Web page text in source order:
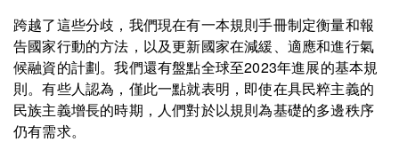
跨越了這些分歧，我們現在有一本規則手冊制定衡量和報
告國家行動的方法，以及更新國家在減緩、適應和進行氣
候融資的計劃。我們還有盤點全球至2023年進展的基本規
則。有些人認為，僅此一點就表明，即使在具民粹主義的
民族主義增長的時期，人們對於以規則為基礎的多邊秩序
仍有需求。